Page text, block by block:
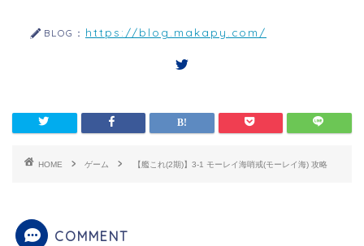
BLOG： https://blog.makapy.com/
HOME ゲーム 【艦これ(2期)】3-1 モーレイ海哨戒(モーレイ海) 攻略
COMMENT